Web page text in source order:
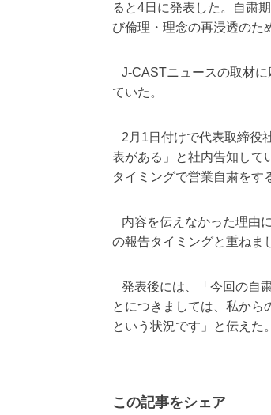
ると4日に発表した。自粛
び倫理・理念の再浸透のた
J-CASTニュースの取材に
ていた。
2月1日付けで代表取締役
表がある」と社内告知して
タイミングで営業自粛をす
内容を伝えなかった理由
の報告タイミングと重ねま
発表後には、「今回の自
とにつきましては、私から
という状況です」と伝えた。
この記事をシェア